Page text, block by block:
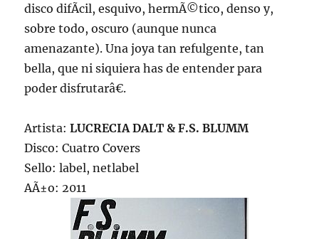
disco difÃ­cil, esquivo, hermÃ©tico, denso y,
sobre todo, oscuro (aunque nunca
amenazante). Una joya tan refulgente, tan
bella, que ni siquiera has de entender para
poder disfrutarâ€.
Artista:LUCRECIA DALT & F.S. BLUMM
Disco: Cuatro Covers
Sello: label, netlabel
AÃ±o: 2011